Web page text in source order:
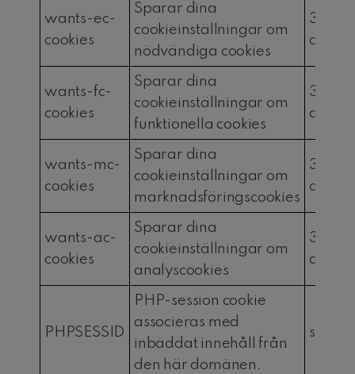
wants-ec-
cookies
Sparar dina
cookieinställningar om
nödvändiga cookies
30
dagar
wants-fc-
cookies
Sparar dina
cookieinställningar om
funktionella cookies
30
dagar
wants-mc-
cookies
Sparar dina
cookieinställningar om
marknadsföringscookies
30
dagar
wants-ac-
cookies
Sparar dina
cookieinställningar om
analyscookies
30
dagar
PHPSESSID
PHP-session cookie
associeras med
inbäddat innehåll från
den här domänen.